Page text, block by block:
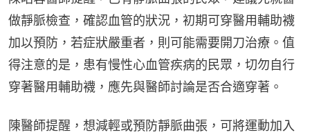
做靜脈檢查，確認血管的狀況，初期可穿醫用輔助襪
加以預防，若症狀嚴重者，則可能需要開刀治療。值
得注意的是，患有慢性心血管疾病的民眾，切勿自行
穿著醫用輔助襪，應先與醫師討論是否合適穿著。
陳醫師提醒，想減輕或預防靜脈曲張，可將運動加入